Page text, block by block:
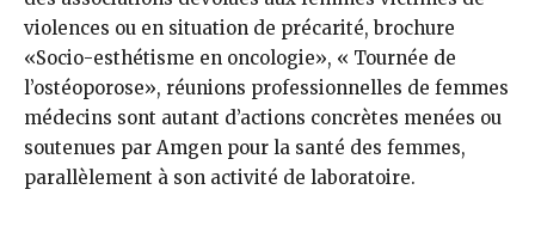
violences ou en situation de précarité, brochure
«Socio-esthétisme en oncologie», « Tournée de
l’ostéoporose», réunions professionnelles de femmes
médecins sont autant d’actions concrètes menées ou
soutenues par Amgen pour la santé des femmes,
parallèlement à son activité de laboratoire.